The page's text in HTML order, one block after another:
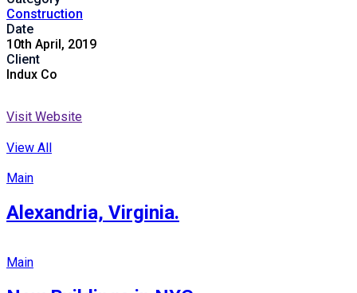
Construction
Date
10th April, 2019
Client
Indux Co
Visit Website
View All
Main
Alexandria, Virginia.
Main